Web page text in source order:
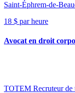
Saint-Éphrem-de-
18 $ par heure
Avocat en droit
TOTEM Recruteur de